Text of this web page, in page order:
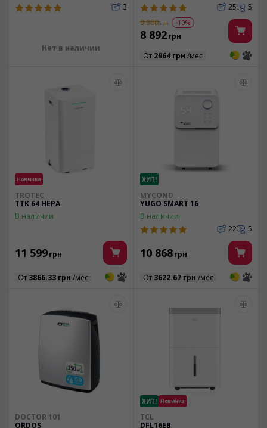
3
Нет в наличии
25
5
9 900 грн -10%
8 892грн
От 2964 грн /мес 3 3
Новинка
TROTEC
TTK 64 HEPA
В наличии
11 599грн
От 3866.33 грн /мес 3 3
ХИТ!
MYCOND
YUGO SMART 16
В наличии
22
5
10 868грн
От 3622.67 грн /мес 3 3
DOCTOR 101
ORDOS
ХИТ! Новинка
TCL
DFL16EB